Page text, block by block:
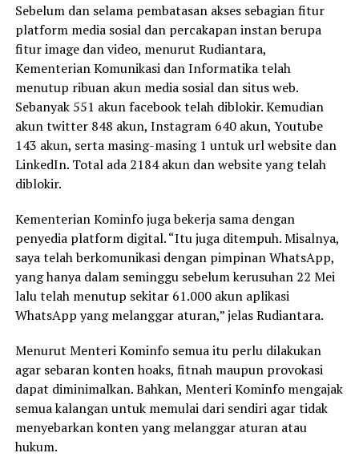
Sebelum dan selama pembatasan akses sebagian fitur
platform media sosial dan percakapan instan berupa
fitur image dan video, menurut Rudiantara,
Kementerian Komunikasi dan Informatika telah
menutup ribuan akun media sosial dan situs web.
Sebanyak 551 akun facebook telah diblokir. Kemudian
akun twitter 848 akun, Instagram 640 akun, Youtube
143 akun, serta masing-masing 1 untuk url website dan
LinkedIn. Total ada 2184 akun dan website yang telah
diblokir.
Kementerian Kominfo juga bekerja sama dengan
penyedia platform digital. “Itu juga ditempuh. Misalnya,
saya telah berkomunikasi dengan pimpinan WhatsApp,
yang hanya dalam seminggu sebelum kerusuhan 22 Mei
lalu telah menutup sekitar 61.000 akun aplikasi
WhatsApp yang melanggar aturan,” jelas Rudiantara.
Menurut Menteri Kominfo semua itu perlu dilakukan
agar sebaran konten hoaks, fitnah maupun provokasi
dapat diminimalkan. Bahkan, Menteri Kominfo mengajak
semua kalangan untuk memulai dari sendiri agar tidak
menyebarkan konten yang melanggar aturan atau
hukum.